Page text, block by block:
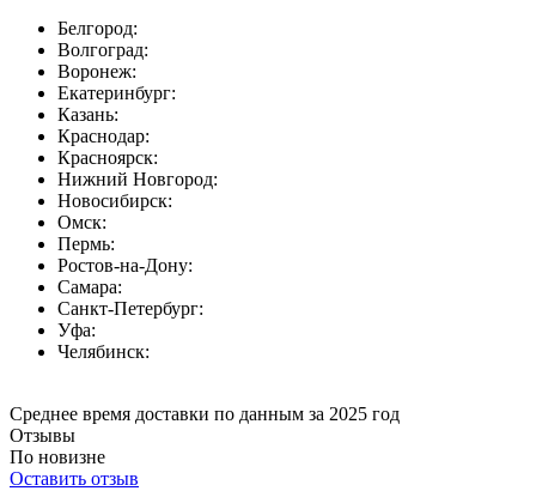
Белгород:
Волгоград:
Воронеж:
Екатеринбург:
Казань:
Краснодар:
Красноярск:
Нижний Новгород:
Новосибирск:
Омск:
Пермь:
Ростов-на-Дону:
Самара:
Санкт-Петербург:
Уфа:
Челябинск:
Среднее время доставки по данным за 2025 год
Отзывы
По новизне
Оставить отзыв